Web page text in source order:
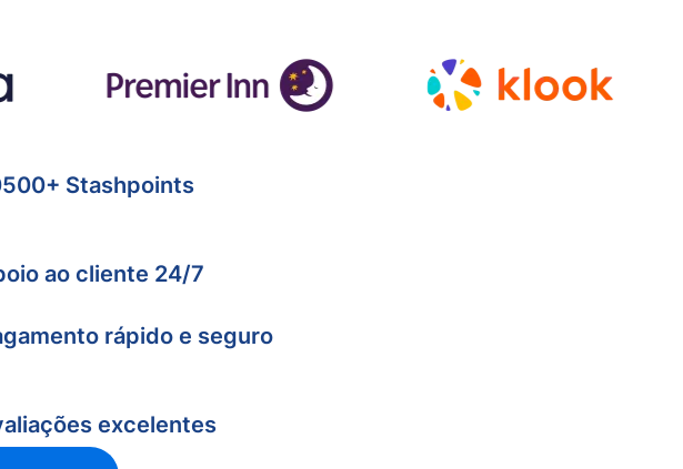
Stashpoints
ao cliente 24/7
rápido e seguro
excelentes